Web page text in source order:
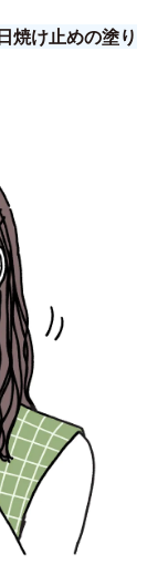
焼け止めの塗り